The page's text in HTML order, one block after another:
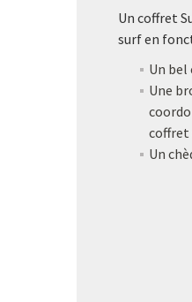
Un coffret
surf en
Un bel
Une
coffret
Un